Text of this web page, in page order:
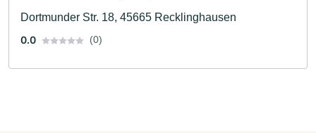
Dortmunder Str. 18, 45665 Recklinghausen
0.0
(0)